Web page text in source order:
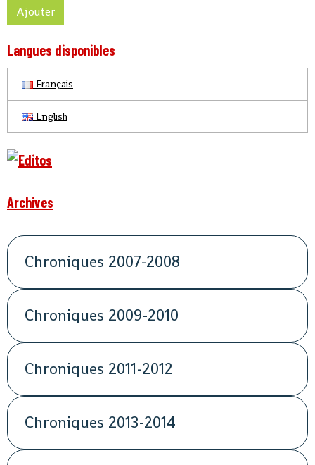
Ajouter
Langues disponibles
Français
English
Archives
Chroniques 2007-2008
Chroniques 2009-2010
Chroniques 2011-2012
Chroniques 2013-2014